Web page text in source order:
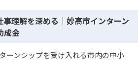
理解を深める｜妙高市インターン
成金
ーンシップを受け入れる市内の中小